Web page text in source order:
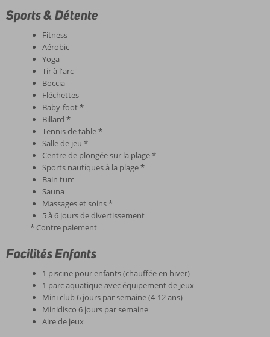
Sports & Détente
Fitness
Aérobic
Yoga
Tir à l'arc
Boccia
Fléchettes
Baby-foot *
Billard *
Tennis de table *
Salle de jeu *
Centre de plongée sur la plage *
Sports nautiques à la plage *
Bain turc
Sauna
Massages et soins *
5 à 6 jours de divertissement
* Contre paiement
Facilités Enfants
1 piscine pour enfants (chauffée en hiver)
1 parc aquatique avec équipement de jeux
Mini club 6 jours par semaine (4-12 ans)
Minidisco 6 jours par semaine
Aire de jeux